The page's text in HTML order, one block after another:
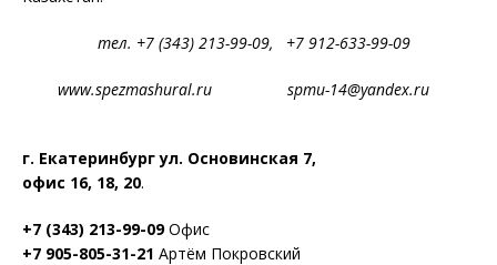
тел. +7 (343) 213-99-09, +7 912-633-99-09
www.spezmashural.ru spmu-14@yandex.ru
г. Екатеринбург ул. Основинская 7,
офис 16, 18, 20.
+7 (343) 213-99-09Офис
+7 905-805-31-21 Артём Покровский